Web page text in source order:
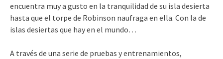
encuentra muy a gusto en la tranquilidad de su isla desierta
hasta que el torpe de Robinson naufraga en ella. Con la de
islas desiertas que hay en el mundo…
A través de una serie de pruebas y entrenamientos,